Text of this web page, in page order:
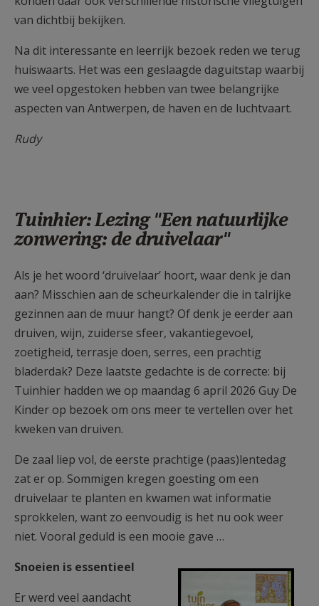
van dichtbij bekijken.
Na dit interessante en leerrijk bezoek reden we terug
huiswaarts. Het was een geslaagde daguitstap waarbij
we veel opgestoken hebben van twee belangrijke
aspecten van Antwerpen, de haven en de luchtvaart.
Rudy
Tuinhier: Lezing "Een natuurlijke
zonwering: de druivelaar"
Als je het woord ‘druivelaar’ hoort, waar denk je dan
aan? Misschien aan de scheurkalender die in talrijke
gezinnen aan de muur hangt? Of denk je eerder aan
druiven, wijn, zuiderse sfeer, vakantiegevoel,
zoetigheid, terrasje doen, serres, een prachtig
bladerdak? Deze laatste gedachte is de correcte: bij
Tuinhier hadden we op maandag 6 april 2026 Guy De
Kinder op bezoek om ons meer te vertellen over het
kweken van druiven.
De zaal liep vol, de eerste prachtige (paas)lentedag
zat er op. Sommigen kregen goesting om een
druivelaar te planten en kwamen wat informatie
sprokkelen, want zo eenvoudig is het nu ook weer
niet. Vooral geduld is een mooie gave …
F1250-3kol-15cm-Tuinhier 6
Snoeien is essentieel
Er werd veel aandacht